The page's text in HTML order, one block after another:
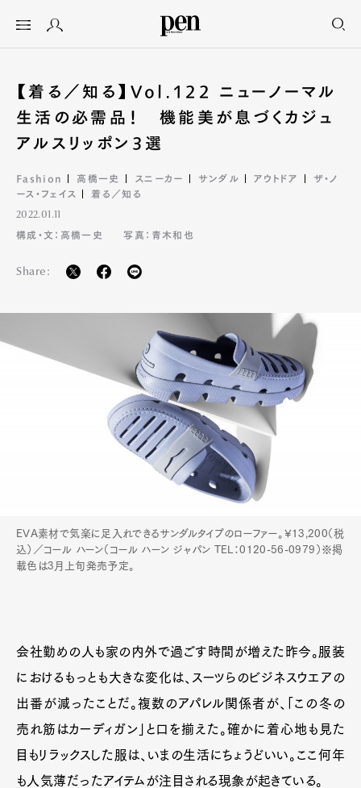
【着る／知る】Vol.122 ニューノーマル
生活の必需品！ 機能美が息づくカジュ
アルスリッポン3選
Fashion 高橋一史 スニーカー サンダル アウトドア
ザ・ノ
ース・フェイス
着る／知る
2022.01.11
構成・文：高橋一史
写真：青木和也
Share:
EVA素材で気楽に足入れできるサンダルタイプのローファー。¥13,200（税
込）／コール ハーン（コール ハーン ジャパン TEL：0120-56-0979）※掲
載色は3月上旬発売予定。
会社勤めの人も家の内外で過ごす時間が増えた昨今。服装
におけるもっとも大きな変化は、スーツらのビジネスウエアの
出番が減ったことだ。複数のアパレル関係者が、「この冬の
売れ筋はカーディガン」と口を揃えた。確かに着心地も見た
目もリラックスした服は、いまの生活にちょうどいい。ここ何年
も人気薄だったアイテムが注目される現象が起きている。